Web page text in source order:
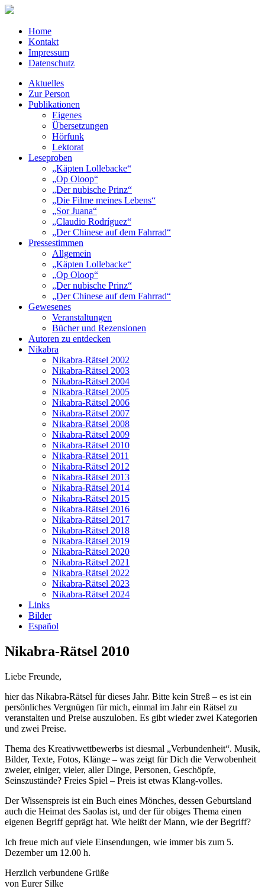
Home
Kontakt
Impressum
Datenschutz
Aktuelles
Zur Person
Publikationen
Eigenes
Übersetzungen
Hörfunk
Lektorat
Leseproben
„Käpten Lollebacke“
„Op Oloop“
„Der nubische Prinz“
„Die Filme meines Lebens“
„Sor Juana“
„Claudio Rodríguez“
„Der Chinese auf dem Fahrrad“
Pressestimmen
Allgemein
„Käpten Lollebacke“
„Op Oloop“
„Der nubische Prinz“
„Der Chinese auf dem Fahrrad“
Gewesenes
Veranstaltungen
Bücher und Rezensionen
Autoren zu entdecken
Nikabra
Nikabra-Rätsel 2002
Nikabra-Rätsel 2003
Nikabra-Rätsel 2004
Nikabra-Rätsel 2005
Nikabra-Rätsel 2006
Nikabra-Rätsel 2007
Nikabra-Rätsel 2008
Nikabra-Rätsel 2009
Nikabra-Rätsel 2010
Nikabra-Rätsel 2011
Nikabra-Rätsel 2012
Nikabra-Rätsel 2013
Nikabra-Rätsel 2014
Nikabra-Rätsel 2015
Nikabra-Rätsel 2016
Nikabra-Rätsel 2017
Nikabra-Rätsel 2018
Nikabra-Rätsel 2019
Nikabra-Rätsel 2020
Nikabra-Rätsel 2021
Nikabra-Rätsel 2022
Nikabra-Rätsel 2023
Nikabra-Rätsel 2024
Links
Bilder
Español
Nikabra-Rätsel 2010
Liebe Freunde,
hier das Nikabra-Rätsel für dieses Jahr. Bitte kein Streß – es ist ein
persönliches Vergnügen für mich, einmal im Jahr ein Rätsel zu
veranstalten und Preise auszuloben. Es gibt wieder zwei Kategorien
und zwei Preise.
Thema des Kreativwettbewerbs ist diesmal „Verbundenheit“. Musik,
Bilder, Texte, Fotos, Klänge – was zeigt für Dich die Verwobenheit
zweier, einiger, vieler, aller Dinge, Personen, Geschöpfe,
Seinszustände? Freies Spiel – Preis ist etwas Klang-volles.
Der Wissenspreis ist ein Buch eines Mönches, dessen Geburtsland
auch die Heimat des Saolas ist, und der für obiges Thema einen
eigenen Begriff geprägt hat. Wie heißt der Mann, wie der Begriff?
Ich freue mich auf viele Einsendungen, wie immer bis zum 5.
Dezember um 12.00 h.
Herzlich verbundene Grüße
von Eurer Silke